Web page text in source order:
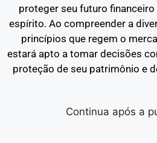
proteger seu futuro
espírito. Ao compreender a
princípios que regem o
estará apto a tomar decisões
proteção de seu patrimônio e
Continua após a